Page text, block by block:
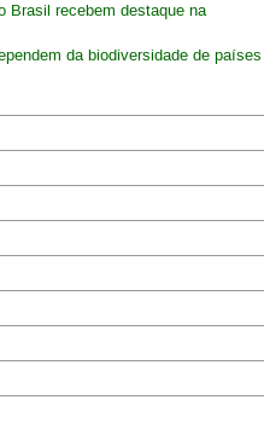
Brasil recebem destaque na
da biodiversidade de países